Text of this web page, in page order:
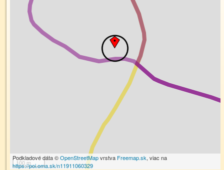
100 m
Podkladové dáta ©OpenStreetMapvrstva Freemap.sk, viac na
https://poi.oma.sk/n11911060329